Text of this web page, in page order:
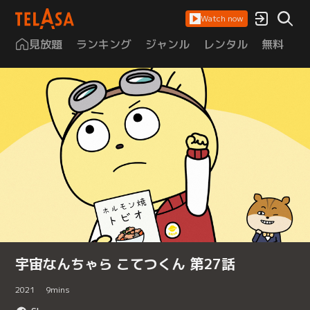
Watch now
見放題 ランキング ジャンル レンタル 無料
宇宙なんちゃら こてつくん 第27話
2021 9mins